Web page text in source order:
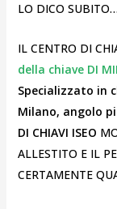
LO DICO SUBITO…
IL CENTRO DI
della chiave DI
Specializzato in
Milano, angolo
DI CHIAVI ISEO
ALLESTITO E IL
CERTAMENTE